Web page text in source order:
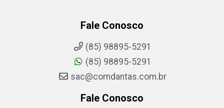
Fale Conosco
(85) 98895-5291
(85) 98895-5291
sac@comdantas.com.br
Fale Conosco